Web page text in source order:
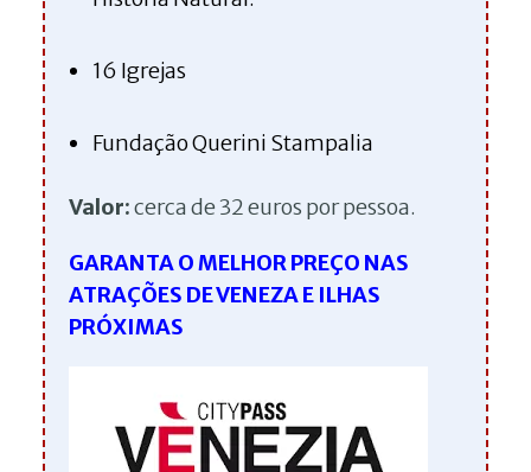
16 Igrejas
Fundação Querini Stampalia
Valor:cerca de 32 euros por pessoa.
GARANTA O MELHOR PREÇO NAS
ATRAÇÕES DE VENEZA E ILHAS
PRÓXIMAS